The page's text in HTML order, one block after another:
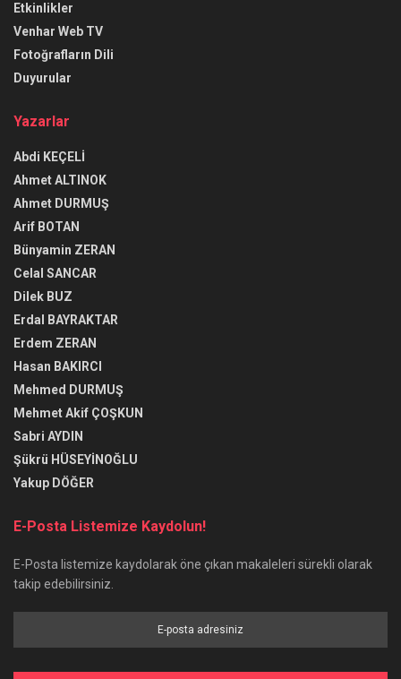
Etkinlikler
Venhar Web TV
Fotoğrafların Dili
Duyurular
Yazarlar
Abdi KEÇELİ
Ahmet ALTINOK
Ahmet DURMUŞ
Arif BOTAN
Bünyamin ZERAN
Celal SANCAR
Dilek BUZ
Erdal BAYRAKTAR
Erdem ZERAN
Hasan BAKIRCI
Mehmed DURMUŞ
Mehmet Akif ÇOŞKUN
Sabri AYDIN
Şükrü HÜSEYİNOĞLU
Yakup DÖĞER
E-Posta Listemize Kaydolun!
E-Posta listemize kaydolarak öne çıkan makaleleri sürekli olarak
takip edebilirsiniz.